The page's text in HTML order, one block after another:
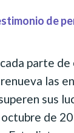
de
parte
las
sus
de